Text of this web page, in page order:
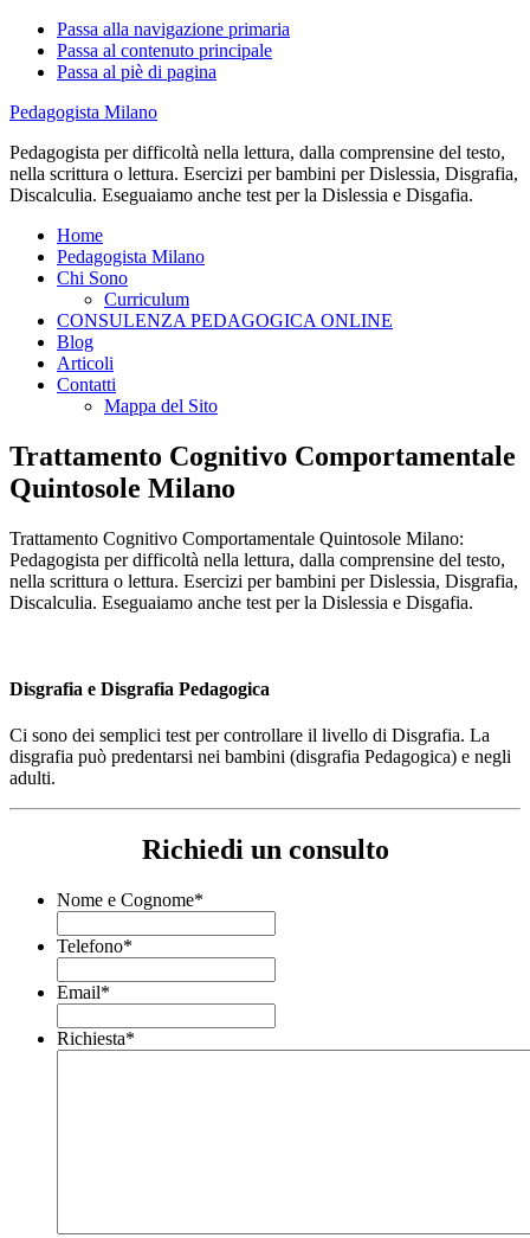
Passa alla navigazione primaria
Passa al contenuto principale
Passa al piè di pagina
Pedagogista Milano
Pedagogista per difficoltà nella lettura, dalla comprensine del testo,
nella scrittura o lettura. Esercizi per bambini per Dislessia, Disgrafia,
Discalculia. Eseguaiamo anche test per la Dislessia e Disgafia.
Home
Pedagogista Milano
Chi Sono
Curriculum
CONSULENZA PEDAGOGICA ONLINE
Blog
Articoli
Contatti
Mappa del Sito
Trattamento Cognitivo Comportamentale
Quintosole Milano
Trattamento Cognitivo Comportamentale Quintosole Milano:
Pedagogista per difficoltà nella lettura, dalla comprensine del testo,
nella scrittura o lettura. Esercizi per bambini per Dislessia, Disgrafia,
Discalculia. Eseguaiamo anche test per la Dislessia e Disgafia.
Disgrafia e Disgrafia Pedagogica
Ci sono dei semplici test per controllare il livello di Disgrafia. La
disgrafia può predentarsi nei bambini (disgrafia Pedagogica) e negli
adulti.
Richiedi un consulto
Nome e Cognome*
Telefono*
Email*
Richiesta*